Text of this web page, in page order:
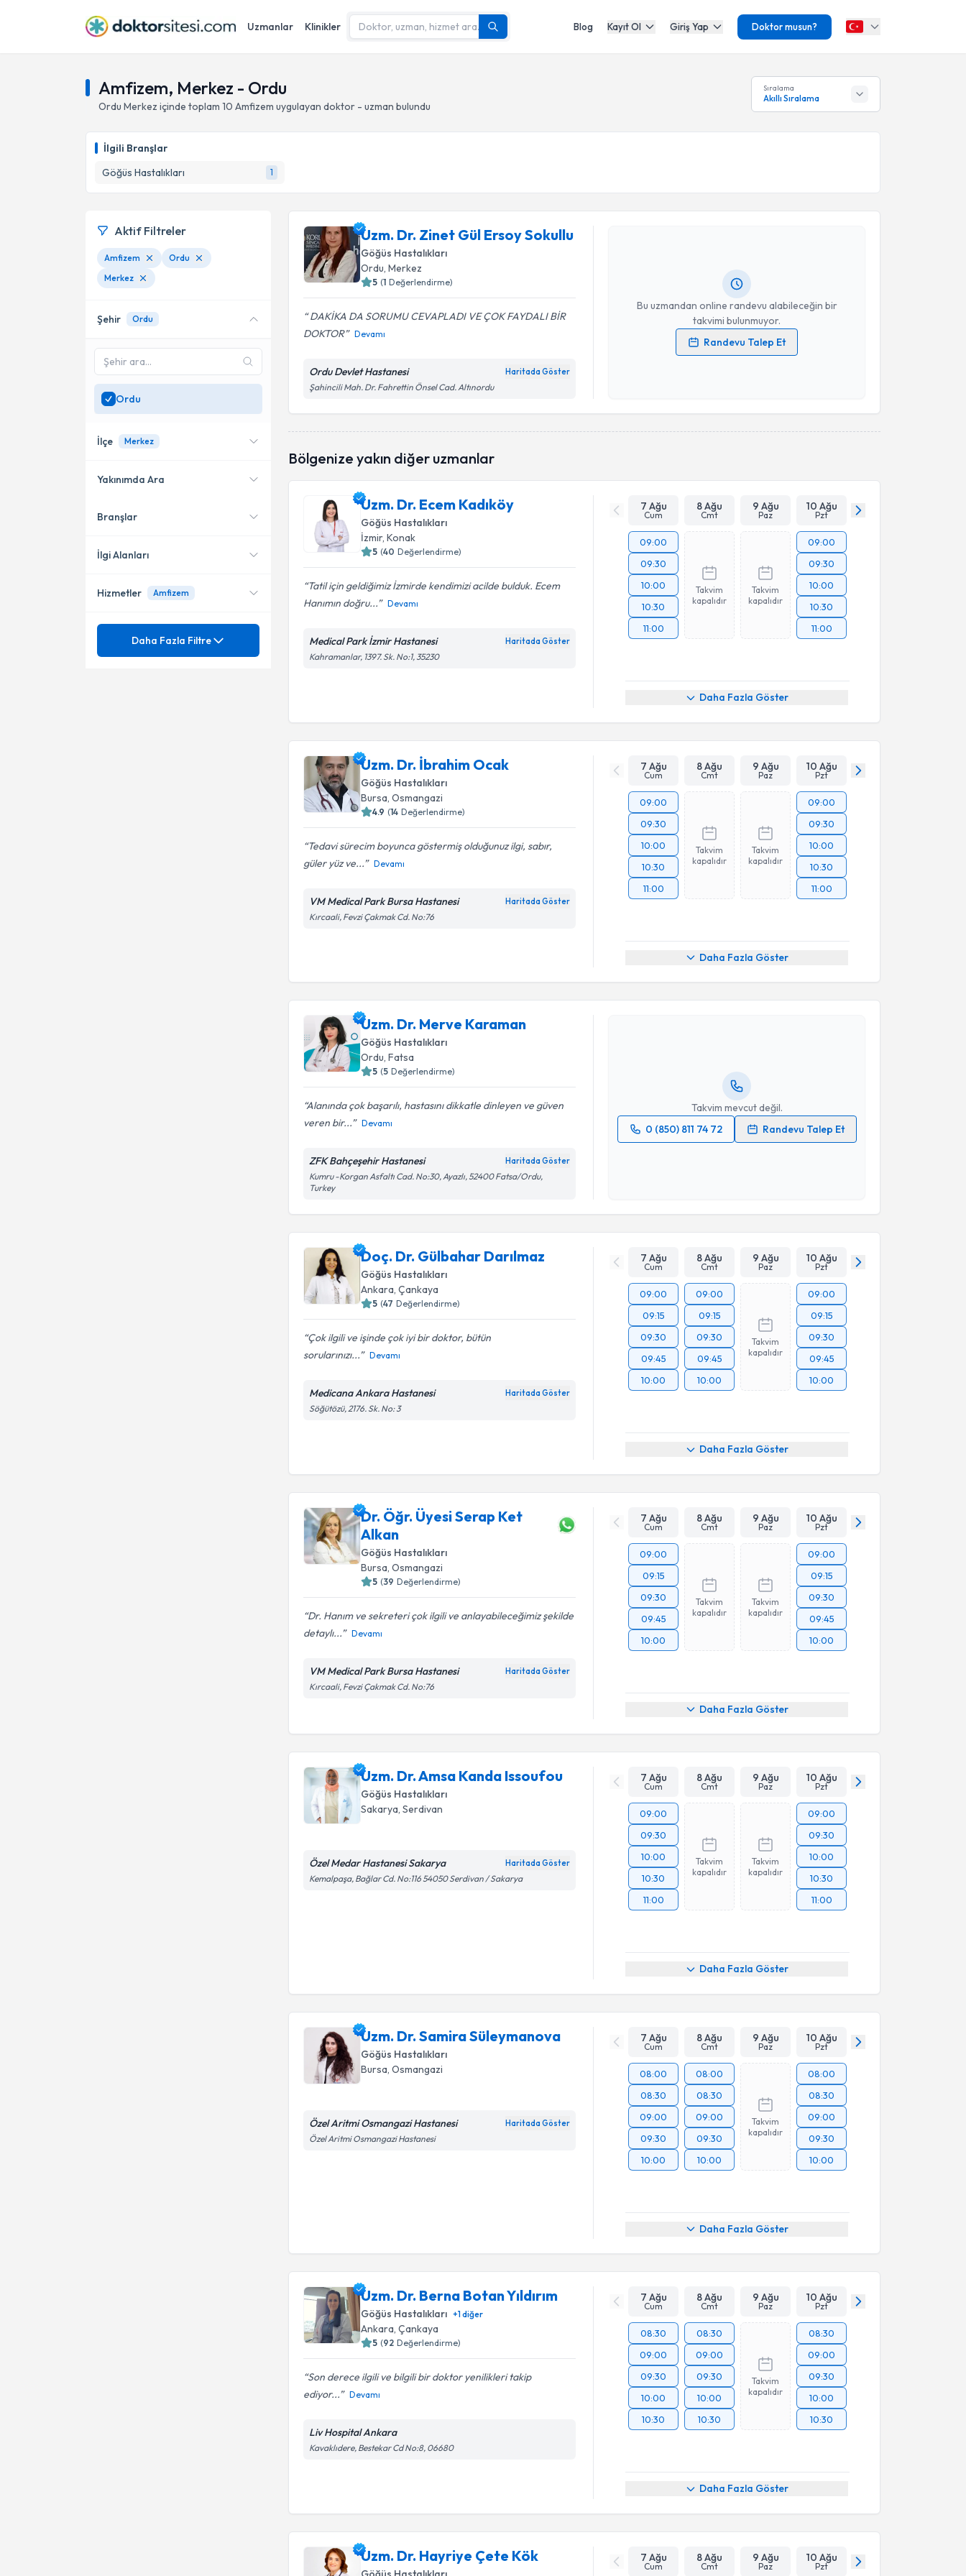
Uzmanlar Klinikler Blog Kayıt Ol Giriş Yap Doktor musun?
Amfizem, Merkez - Ordu
Ordu Merkez içinde toplam 10 Amfizem uygulayan doktor - uzman bulundu
Sıralama
Akıllı Sıralama
İlgili Branşlar
Göğüs Hastalıkları
1
Uzm. Dr. Zinet Gül Ersoy Sokullu
Göğüs Hastalıkları
Ordu, Merkez
5 (1 Değerlendirme)
DAKİKA DA SORUMU CEVAPLADI VE ÇOK FAYDALI BİR
DOKTOR
Devamı
Ordu Devlet Hastanesi Haritada Göster
Şahincili Mah. Dr. Fahrettin Önsel Cad. Altınordu
Bu uzmandan online randevu alabileceğin bir
takvimi bulunmuyor.
Randevu Talep Et
Uzm. Dr. Zinet Gül Ersoy Sokullu
Kişisel verilerimin işlenmesine ilişkinAydınlatma Metni
Takvim Talebini Gönder
Bölgenize yakın diğer uzmanlar
Uzm. Dr. Ecem Kadıköy
Göğüs Hastalıkları
İzmir, Konak
5 (40 Değerlendirme)
Tatil için geldiğimiz İzmirde kendimizi acilde bulduk. Ecem
Hanımın doğru...
Devamı
Medical Park İzmir Hastanesi Haritada Göster
Kahramanlar, 1397. Sk. No:1, 35230
7 Ağu
Cum
8 Ağu
Cmt
9 Ağu
Paz
10 Ağu
Pzt
09:00
09:30
10:00
10:30
11:00
Takvim
kapalıdır
Takvim
kapalıdır
09:00
09:30
10:00
10:30
11:00
Daha Fazla Göster
Uzm. Dr. İbrahim Ocak
Göğüs Hastalıkları
Bursa , Osmangazi
4.9 (14 Değerlendirme)
Tedavi sürecim boyunca göstermiş olduğunuz ilgi, sabır,
güler yüz ve...
Devamı
VM Medical Park Bursa Hastanesi Haritada Göster
Kırcaali, Fevzi Çakmak Cd. No:76
7 Ağu
Cum
8 Ağu
Cmt
9 Ağu
Paz
10 Ağu
Pzt
09:00
09:30
10:00
10:30
11:00
Takvim
kapalıdır
Takvim
kapalıdır
09:00
09:30
10:00
10:30
11:00
Daha Fazla Göster
Uzm. Dr. Merve Karaman
Göğüs Hastalıkları
Ordu, Fatsa
5 (5 Değerlendirme)
Alanında çok başarılı, hastasını dikkatle dinleyen ve güven
veren bir...
Devamı
ZFK Bahçeşehir Hastanesi Haritada Göster
Kumru -Korgan Asfaltı Cad. No:30, Ayazlı, 52400 Fatsa/Ordu,
Turkey
Takvim mevcut değil.
0 (850) 811 74 72
Randevu Talep Et
Doç. Dr. Gülbahar Darılmaz
Göğüs Hastalıkları
Ankara, Çankaya
5 (47 Değerlendirme)
Çok ilgili ve işinde çok iyi bir doktor, bütün
sorularınızı...
Devamı
Medicana Ankara Hastanesi Haritada Göster
Söğütözü, 2176. Sk. No: 3
7 Ağu
Cum
8 Ağu
Cmt
9 Ağu
Paz
10 Ağu
Pzt
09:00
09:15
09:30
09:45
10:00
09:00
09:15
09:30
09:45
10:00
Takvim
kapalıdır
09:00
09:15
09:30
09:45
10:00
Daha Fazla Göster
Dr. Öğr. Üyesi Serap Ket
Alkan
Göğüs Hastalıkları
Bursa , Osmangazi
5 (39 Değerlendirme)
Dr. Hanım ve sekreteri çok ilgili ve anlayabileceğimiz şekilde
detaylı...
Devamı
VM Medical Park Bursa Hastanesi Haritada Göster
Kırcaali, Fevzi Çakmak Cd. No:76
7 Ağu
Cum
8 Ağu
Cmt
9 Ağu
Paz
10 Ağu
Pzt
09:00
09:15
09:30
09:45
10:00
Takvim
kapalıdır
Takvim
kapalıdır
09:00
09:15
09:30
09:45
10:00
Daha Fazla Göster
Uzm. Dr. Amsa Kanda Issoufou
Göğüs Hastalıkları
Sakarya, Serdivan
Özel Medar Hastanesi Sakarya Haritada Göster
Kemalpaşa, Bağlar Cd. No:116 54050 Serdivan / Sakarya
7 Ağu
Cum
8 Ağu
Cmt
9 Ağu
Paz
10 Ağu
Pzt
09:00
09:30
10:00
10:30
11:00
Takvim
kapalıdır
Takvim
kapalıdır
09:00
09:30
10:00
10:30
11:00
Daha Fazla Göster
Uzm. Dr. Samira Süleymanova
Göğüs Hastalıkları
Bursa , Osmangazi
Özel Aritmi Osmangazi Hastanesi Haritada Göster
Özel Aritmi Osmangazi Hastanesi
7 Ağu
Cum
8 Ağu
Cmt
9 Ağu
Paz
10 Ağu
Pzt
08:00
08:30
09:00
09:30
10:00
08:00
08:30
09:00
09:30
10:00
Takvim
kapalıdır
08:00
08:30
09:00
09:30
10:00
Daha Fazla Göster
Uzm. Dr. Berna Botan Yıldırım
Göğüs Hastalıkları +1diğer
Ankara, Çankaya
5 (92 Değerlendirme)
Son derece ilgili ve bilgili bir doktor yenilikleri takip
ediyor...
Devamı
Liv Hospital Ankara
Kavaklıdere, Bestekar Cd No:8, 06680
7 Ağu
Cum
8 Ağu
Cmt
9 Ağu
Paz
10 Ağu
Pzt
08:30
09:00
09:30
10:00
10:30
08:30
09:00
09:30
10:00
10:30
Takvim
kapalıdır
08:30
09:00
09:30
10:00
10:30
Daha Fazla Göster
Uzm. Dr. Hayriye Çete Kök 7 Ağu
Cum
8 Ağu
Cmt
9 Ağu
Paz
10 Ağu
Pzt
Aktif Filtreler
Amfizem
Ordu
Merkez
Şehir Ordu
Ordu
İlçe Merkez
Fatsa
Merkez
Yakınımda Ara
Konumuma yakın uzmanları
Branşlar
Göğüs Hastalıkları
İlgi Alanları
Akciğer Embolisi
Hizmetler Amfizem
Mezuniyet
Daha Fazla Filtre